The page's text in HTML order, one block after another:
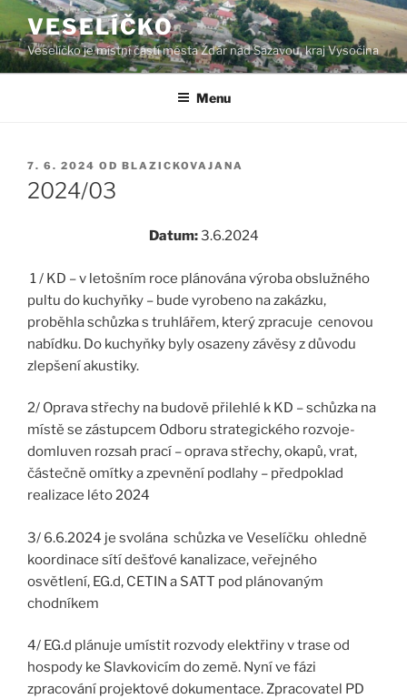
Přejít
k
obsahu
webu
VESELÍČKO
Veselíčko je místní částí města Žďár nad Sázavou, kraj Vysočina
Menu
PUBLIKOVÁNO
7. 6. 2024 OD BLAZICKOVAJANA
2024/03
Datum:3.6.2024
1 / KD – v letošním roce plánována výroba obslužného
pultu do kuchyňky – bude vyrobeno na zakázku,
proběhla schůzka s truhlářem, který zpracuje cenovou
nabídku. Do kuchyňky byly osazeny závěsy z důvodu
zlepšení akustiky.
2/ Oprava střechy na budově přilehlé k KD – schůzka na
místě se zástupcem Odboru strategického rozvoje-
domluven rozsah prací – oprava střechy, okapů, vrat,
částečně omítky a zpevnění podlahy – předpoklad
realizace léto 2024
3/ 6.6.2024 je svolána schůzka ve Veselíčku ohledně
koordinace sítí dešťové kanalizace, veřejného
osvětlení, EG.d, CETIN a SATT pod plánovaným
chodníkem
4/ EG.d plánuje umístit rozvody elektřiny v trase od
hospody ke Slavkovicím do země. Nyní ve fázi
zpracování projektové dokumentace. Zpracovatel PD